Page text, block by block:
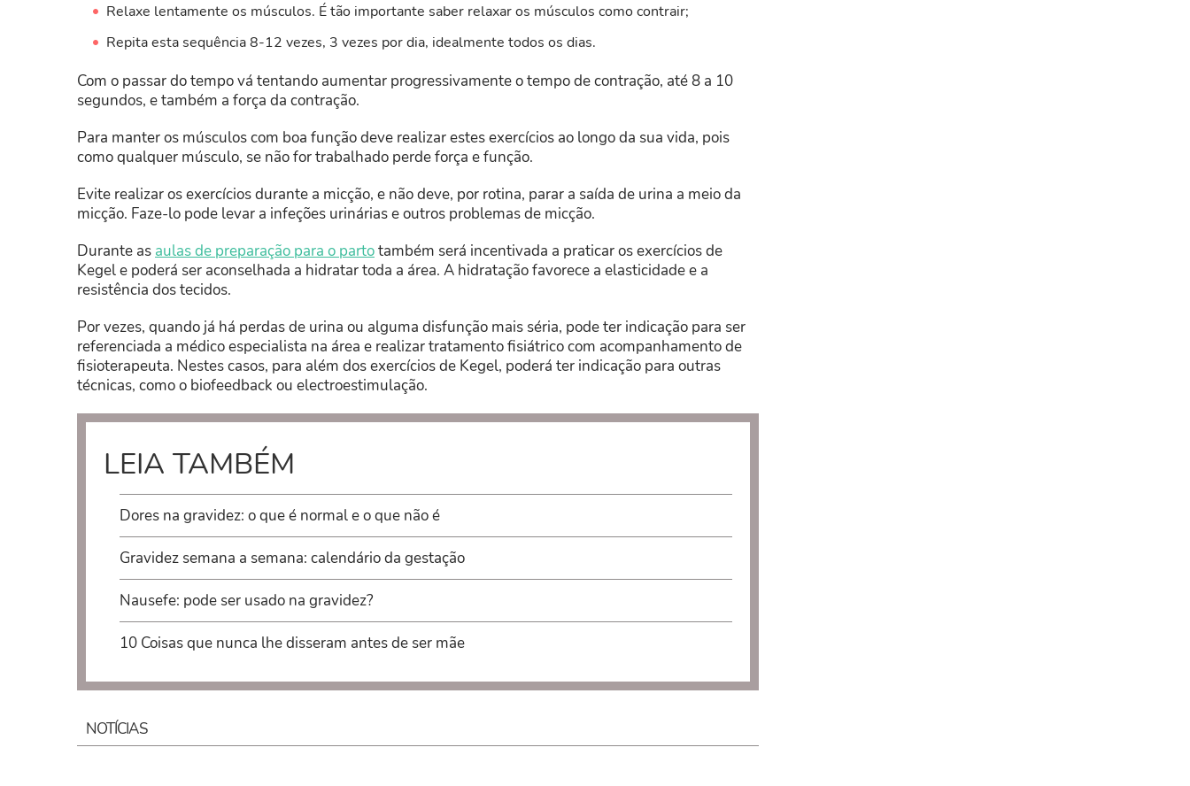
Relaxe lentamente os músculos. É tão importante saber relaxar os músculos como contrair;
Repita esta sequência 8-12 vezes, 3 vezes por dia, idealmente todos os dias.
Com o passar do tempo vá tentando aumentar progressivamente o tempo de contração, até 8 a 10
segundos, e também a força da contração.
Para manter os músculos com boa função deve realizar estes exercícios ao longo da sua vida, pois
como qualquer músculo, se não for trabalhado perde força e função.
Evite realizar os exercícios durante a micção, e não deve, por rotina, parar a saída de urina a meio da
micção. Faze-lo pode levar a infeções urinárias e outros problemas de micção.
Durante as aulas de preparação para o partotambém será incentivada a praticar os exercícios de
Kegel e poderá ser aconselhada a hidratar toda a área. A hidratação favorece a elasticidade e a
resistência dos tecidos.
Por vezes, quando já há perdas de urina ou alguma disfunção mais séria, pode ter indicação para ser
referenciada a médico especialista na área e realizar tratamento fisiátrico com acompanhamento de
fisioterapeuta. Nestes casos, para além dos exercícios de Kegel, poderá ter indicação para outras
técnicas, como o biofeedback ou electroestimulação.
LEIA TAMBÉM
Dores na gravidez: o que é normal e o que não é
Gravidez semana a semana: calendário da gestação
Nausefe: pode ser usado na gravidez?
10 Coisas que nunca lhe disseram antes de ser mãe
NOTÍCIAS